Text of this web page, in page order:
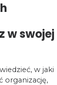
w swojej
w jaki
organizację,